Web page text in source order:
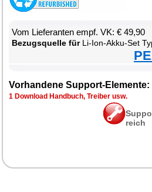
Vom Lie­fe­ran­ten empf. VK: € 49,90
Be­zugs­quel­le fürLi-Ion-Ak­ku-Set Typ AAA und AA, mit
Vor­han­de­ne Sup­port-Ele­men­te:
1 Down­load Hand­buch, Trei­ber usw.
reich